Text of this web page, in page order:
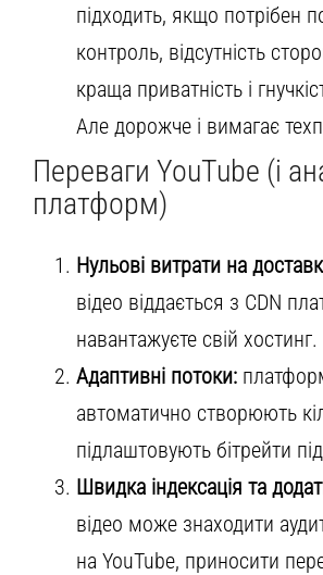
підходить, якщо потрібен
контроль, відсутність
краща приватність і
Але дорожче і вимагає
Переваги YouTube (і
платформ)
Нульові витрати на
відео віддається з CDN
навантажуєте свій хостинг.
Адаптивні потоки:
автоматично створюють
підлаштовують бітрейти
Швидка індексація та
відео може знаходити
на YouTube, приносити